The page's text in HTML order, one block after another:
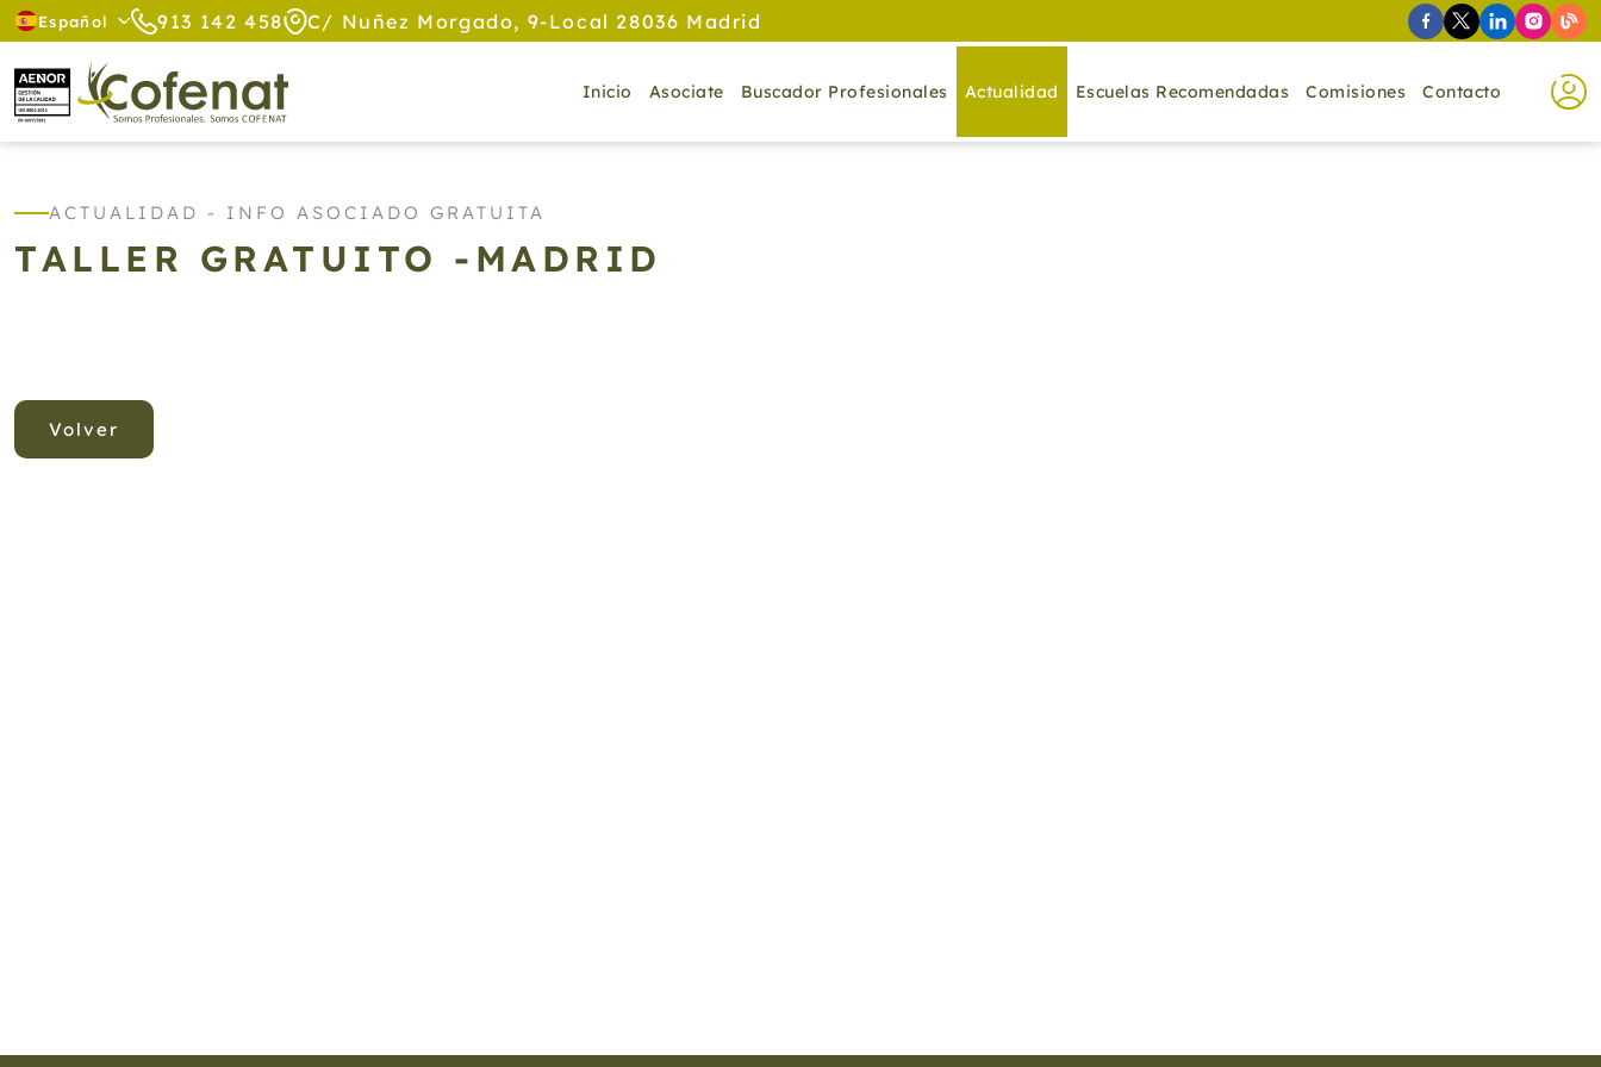
Español 913 142 458 C/ Nuñez Morgado, 9-Local 28036 Madrid
Inicio Asociate Buscador Profesionales Actualidad Escuelas Recomendadas Comisiones Contacto
ACTUALIDAD - INFO ASOCIADO GRATUITA
TALLER GRATUITO -MADRID
Volver